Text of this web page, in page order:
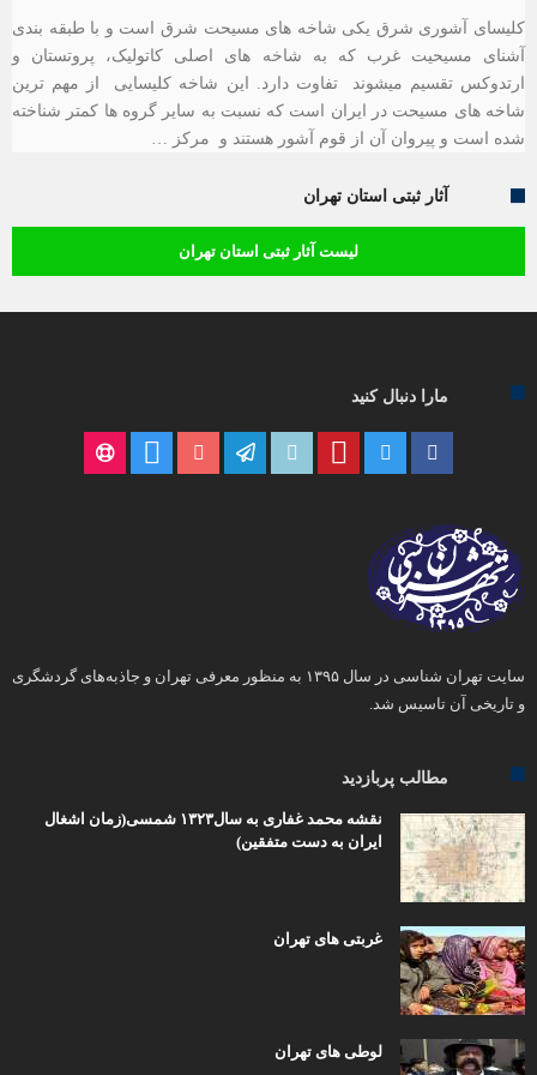
کلیسای آشوری شرق یکی شاخه های مسیحت شرق است و با طبقه بندی
آشنای مسیحیت غرب که به شاخه های اصلی کاتولیک، پروتستان و
ارتدوکس تقسیم میشوند تفاوت دارد. این شاخه کلیسایی از مهم ترین
شاخه های مسیحت در ایران است که نسبت به سایر گروه ها کمتر شناخته
شده است و پیروان آن از قوم آشور هستند و مرکز …
آثار ثبتی استان تهران
لیست آثار ثبتی استان تهران
مارا دنبال کنید
سایت تهران شناسی در سال ۱۳۹۵ به منظور معرفی تهران و جاذبه‌های گردشگری
و تاریخی آن تاسیس شد.
مطالب پربازدید
نقشه محمد غفاری به سال۱۳۲۳ شمسی(زمان اشغال
ایران به دست متفقین)
غربتی های تهران
لوطی های تهران